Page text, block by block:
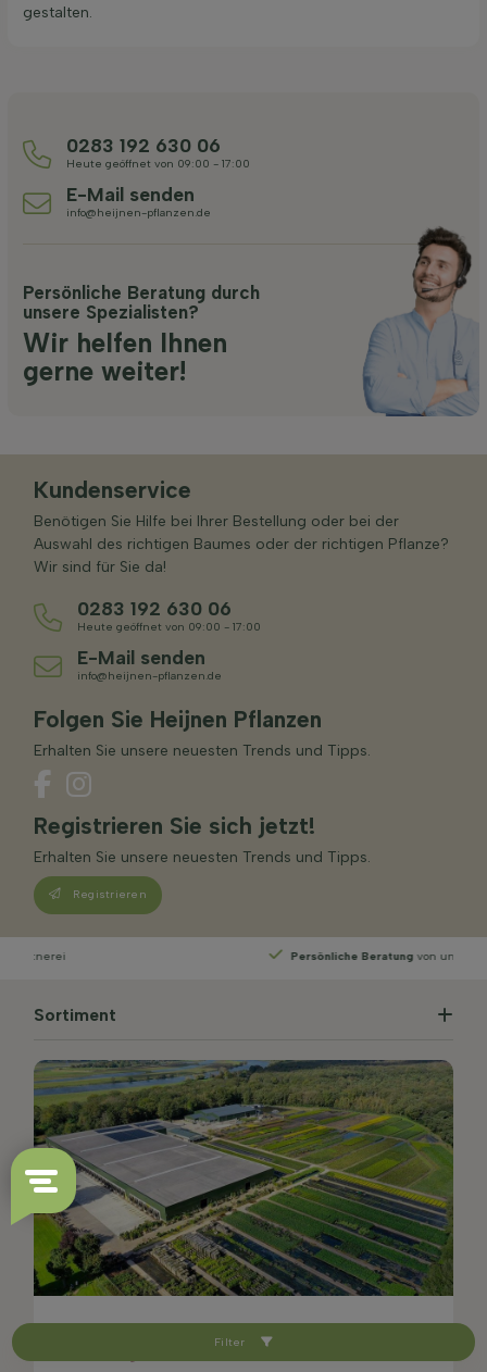
Filter
gestalten.
0283 192 630 06
Heute geöffnet von 09:00 - 17:00
E-Mail senden
info@heijnen-pflanzen.de
Persönliche Beratung durch
unsere Spezialisten?
Wir helfen Ihnen
gerne weiter!
Kundenservice
Benötigen Sie Hilfe bei Ihrer Bestellung oder bei der
Auswahl des richtigen Baumes oder der richtigen Pflanze?
Wir sind für Sie da!
0283 192 630 06
Heute geöffnet von 09:00 - 17:00
E-Mail senden
info@heijnen-pflanzen.de
Folgen Sie Heijnen Pflanzen
Erhalten Sie unsere neuesten Trends und Tipps.
Registrieren Sie sich jetzt!
Erhalten Sie unsere neuesten Trends und Tipps.
Registrieren
von unseren Experten
Sortiment